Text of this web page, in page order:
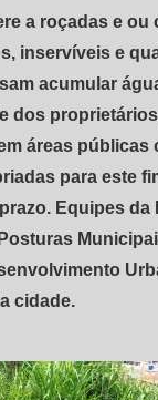
a roçadas e ou
inservíveis e
acumular
dos
áreas públicas
para este
Equipes da
cidade.